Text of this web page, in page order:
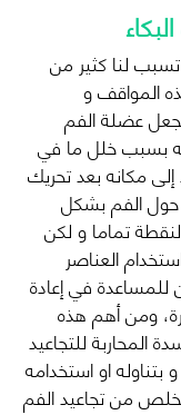
لنا كثير من
المواقف و
عضلة الفم
بسبب خلل ما في
إلى مكانه بعد تحريك
الفم بشكل
تماما و لكن
العناصر
للمساعدة في إعادة
ومن أهم هذه
المحاربة للتجاعيد
او استخدامه
من تجاعيد الفم